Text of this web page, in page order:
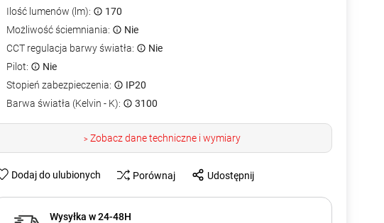
Ilość lumenów (lm):
170
Możliwość ściemniania:
Nie
CCT regulacja barwy światła:
Nie
Pilot:
Nie
Stopień zabezpieczenia:
IP20
Barwa światła (Kelvin - K):
3100
> Zobacz dane techniczne i wymiary
Dodaj do ulubionych Porównaj Udostępnij
Wysyłka w 24-48H